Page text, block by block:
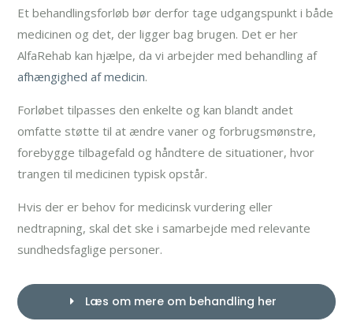
Et behandlingsforløb bør derfor tage udgangspunkt i både
medicinen og det, der ligger bag brugen. Det er her
AlfaRehab kan hjælpe, da vi arbejder med behandling af
afhængighed af medicin.
Forløbet tilpasses den enkelte og kan blandt andet
omfatte støtte til at ændre vaner og forbrugsmønstre,
forebygge tilbagefald og håndtere de situationer, hvor
trangen til medicinen typisk opstår.
Hvis der er behov for medicinsk vurdering eller
nedtrapning, skal det ske i samarbejde med relevante
sundhedsfaglige personer.
Læs om mere om behandling her